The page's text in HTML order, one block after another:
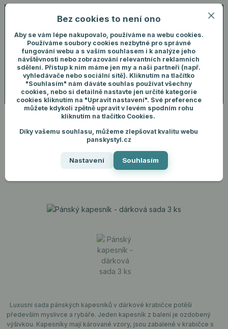
Menu
+420 731 292 460
Přihlášení
Hledat
ks
Úvod Dárky pro muže Pánský kapesník - dárková sada 3 ks
Pánský kapesník - dárková
Luxusní sada pánských kapesníků v dárkové krabičce potěší
především myslivce a rybáře. Jeden kapesník z balení je ozdobený
výšivkou. Kapesníky mají kárované vzory, jsou zabalené v krabičce s
Bez cookies to není ono
Aby se vám lépe nakupovalo, používáme na webu cookies.
Používáme soubory cookies nezbytné pro správné
fungování webu a s vaším souhlasem i k analýze jeho
návštěvnosti nebo zobrazování relevantních reklamních
sdělení. Přístup k nim máme jen my a naši partneři (např.
vyhledávače nebo sociální sítě). Kliknutím na tlačítko
"Souhlasím" nám dáváte souhlas používat všechny
cookies, nebo si detailně nastavte jen určité kategorie
cookies kliknutím na "Upravit nastavení". Své preference
můžete kdykoli zpětně upravit v levém spodním rohu
kliknutím na tlačítko Cookies.
Díky vašemu souhlasu, můžeme zlepšovat kvalitu webu
panskystyl.cz
Nastavení Souhlasím